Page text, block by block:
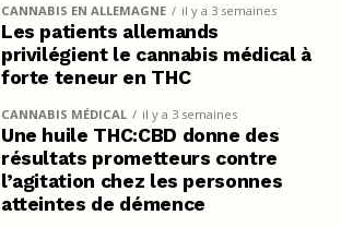
CANNABIS EN ALLEMAGNE il y a 3 semaines
Les patients allemands
privilégient le cannabis médical à
forte teneur en THC
CANNABIS MÉDICAL il y a 3 semaines
Une huile THC:CBD donne des
résultats prometteurs contre
l’agitation chez les personnes
atteintes de démence